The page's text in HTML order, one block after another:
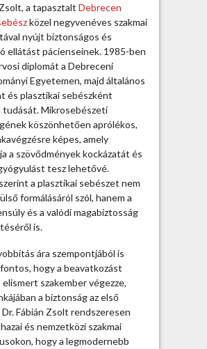
k
a
i
s
e
b
é
s
z
b
e
j
e
g
y
z
s
h
e
z
a tapasztalt Debrecen
közel negyvenéves szakmai
nyújt biztonságos és
ellátást pácienseinek. 1985-ben
diplomát a Debreceni
Egyetemen, majd általános
és plasztikai sebészként
Mikrosebészeti
köszönhetően aprólékos,
képes, amely
a szövődmények kockázatát és
tesz lehetővé.
a plasztikai sebészet nem
formálásáról szól, hanem a
és a valódi magabiztosság
is.
ára szempontjából is
hogy a beavatkozást
szakember végezze,
a biztonság az első
Fábián Zsolt rendszeresen
és nemzetközi szakmai
hogy a legmodernebb